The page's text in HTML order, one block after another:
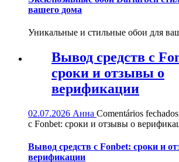
вашего дома
Уникальные и стильные обои для
Вывод средств с
сроки и отзывы о
верификации
02.07.2026 Анна Comentários fechados
с Fonbet: сроки и отзывы о
Вывод средств с Fonbet: сроки и
верификации